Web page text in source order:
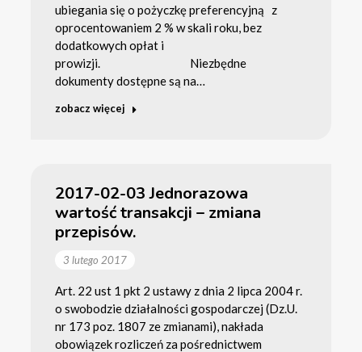
ubiegania się o pożyczkę preferencyjną z
oprocentowaniem 2 % w skali roku, bez
dodatkowych opłat i
prowizji. Niezbędne
dokumenty dostępne są na…
zobacz więcej
2017-02-03 Jednorazowa
wartość transakcji – zmiana
przepisów.
3 lutego 2017
Art. 22 ust 1 pkt 2 ustawy z dnia 2 lipca 2004 r.
o swobodzie działalności gospodarczej (Dz.U.
nr 173 poz. 1807 ze zmianami), nakłada
obowiązek rozliczeń za pośrednictwem